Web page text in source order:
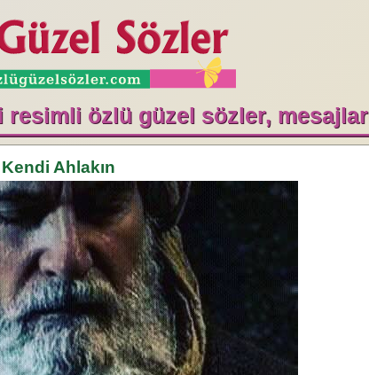
özlü güzel sözler, mesajlar
Kendi Ahlakın